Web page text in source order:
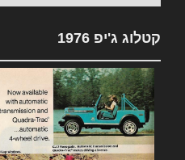
קטלוג ג'יפ 1976